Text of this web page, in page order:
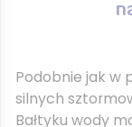
Podobnie jak w
silnych
Bałtyku wody